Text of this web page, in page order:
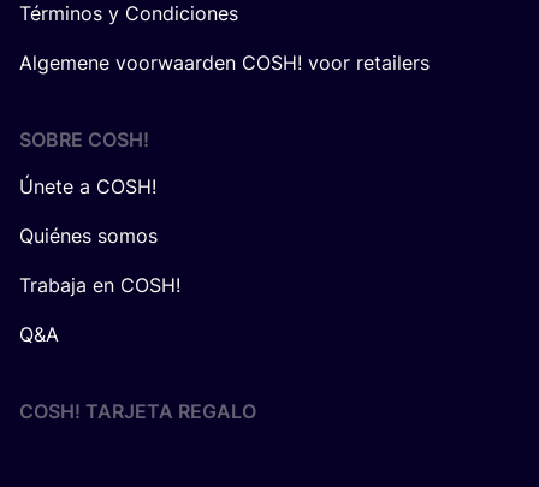
Términos y Condiciones
Algemene voorwaarden COSH! voor retailers
SOBRE COSH!
Únete a COSH!
Quiénes somos
Trabaja en COSH!
Q&A
COSH! TARJETA REGALO